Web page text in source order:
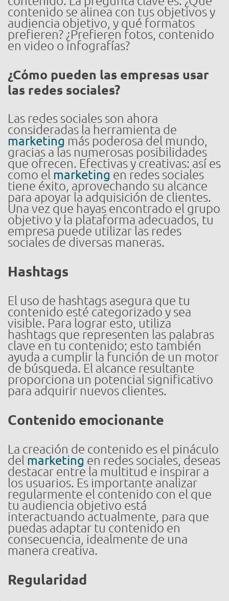
contenido se alinea con tus objetivos y
audiencia objetivo, y qué formatos
prefieren? ¿Prefieren fotos, contenido
en video o infografías?
¿Cómo pueden las empresas usar
las redes sociales?
Las redes sociales son ahora
consideradas la herramienta de
marketing más poderosa del mundo,
gracias a las numerosas posibilidades
que ofrecen. Efectivas y creativas: así es
como el marketing en redes sociales
tiene éxito, aprovechando su alcance
para apoyar la adquisición de clientes.
Una vez que hayas encontrado el grupo
objetivo y la plataforma adecuados, tu
empresa puede utilizar las redes
sociales de diversas maneras.
Hashtags
El uso de hashtags asegura que tu
contenido esté categorizado y sea
visible. Para lograr esto, utiliza
hashtags que representen las palabras
clave en tu contenido; esto también
ayuda a cumplir la función de un motor
de búsqueda. El alcance resultante
proporciona un potencial significativo
para adquirir nuevos clientes.
Contenido emocionante
La creación de contenido es el pináculo
del marketing en redes sociales, deseas
destacar entre la multitud e inspirar a
los usuarios. Es importante analizar
regularmente el contenido con el que
tu audiencia objetivo está
interactuando actualmente, para que
puedas adaptar tu contenido en
consecuencia, idealmente de una
manera creativa.
Regularidad